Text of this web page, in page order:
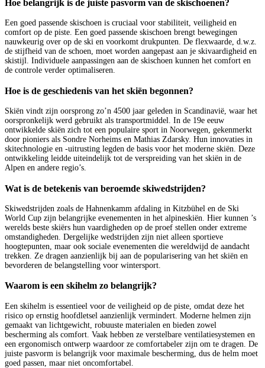
Hoe belangrijk is de juiste pasvorm van de skischoenen?
Een goed passende skischoen is cruciaal voor stabiliteit, veiligheid en
comfort op de piste. Een goed passende skischoen brengt bewegingen
nauwkeurig over op de ski en voorkomt drukpunten. De flexwaarde, d.w.z.
de stijfheid van de schoen, moet worden aangepast aan je skivaardigheid en
skistijl. Individuele aanpassingen aan de skischoen kunnen het comfort en
de controle verder optimaliseren.
Hoe is de geschiedenis van het skiën begonnen?
Skiën vindt zijn oorsprong zo’n 4500 jaar geleden in Scandinavië, waar het
oorspronkelijk werd gebruikt als transportmiddel. In de 19e eeuw
ontwikkelde skiën zich tot een populaire sport in Noorwegen, gekenmerkt
door pioniers als Sondre Norheims en Mathias Zdarsky. Hun innovaties in
skitechnologie en -uitrusting legden de basis voor het moderne skiën. Deze
ontwikkeling leidde uiteindelijk tot de verspreiding van het skiën in de
Alpen en andere regio’s.
Wat is de betekenis van beroemde skiwedstrijden?
Skiwedstrijden zoals de Hahnenkamm afdaling in Kitzbühel en de Ski
World Cup zijn belangrijke evenementen in het alpineskiën. Hier kunnen ’s
werelds beste skiërs hun vaardigheden op de proef stellen onder extreme
omstandigheden. Dergelijke wedstrijden zijn niet alleen sportieve
hoogtepunten, maar ook sociale evenementen die wereldwijd de aandacht
trekken. Ze dragen aanzienlijk bij aan de popularisering van het skiën en
bevorderen de belangstelling voor wintersport.
Waarom is een skihelm zo belangrijk?
Een skihelm is essentieel voor de veiligheid op de piste, omdat deze het
risico op ernstig hoofdletsel aanzienlijk vermindert. Moderne helmen zijn
gemaakt van lichtgewicht, robuuste materialen en bieden zowel
bescherming als comfort. Vaak hebben ze verstelbare ventilatiesystemen en
een ergonomisch ontwerp waardoor ze comfortabeler zijn om te dragen. De
juiste pasvorm is belangrijk voor maximale bescherming, dus de helm moet
goed passen, maar niet oncomfortabel.